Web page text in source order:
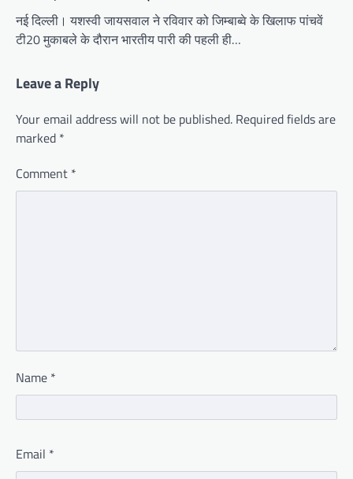
नई दिल्ली। यशस्वी जायसवाल ने रविवार को जिम्बाब्वे के खिलाफ पांचवें
टी20 मुकाबले के दौरान भारतीय पारी की पहली ही…
Leave a Reply
Your email address will not be published. Required fields are
marked *
Comment *
Name *
Email *